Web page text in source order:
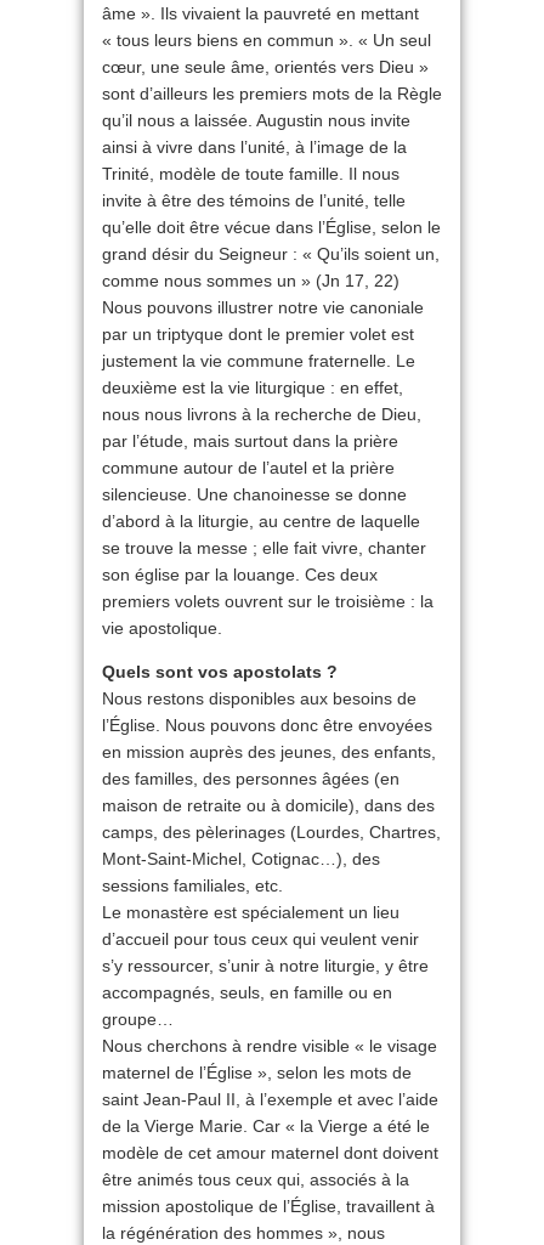
âme ». Ils vivaient la pauvreté en mettant
« tous leurs biens en commun ». « Un seul
cœur, une seule âme, orientés vers Dieu »
sont d’ailleurs les premiers mots de la Règle
qu’il nous a laissée. Augustin nous invite
ainsi à vivre dans l’unité, à l’image de la
Trinité, modèle de toute famille. Il nous
invite à être des témoins de l’unité, telle
qu’elle doit être vécue dans l’Église, selon le
grand désir du Seigneur : « Qu’ils soient un,
comme nous sommes un » (Jn 17, 22)
Nous pouvons illustrer notre vie canoniale
par un triptyque dont le premier volet est
justement la vie commune fraternelle. Le
deuxième est la vie liturgique : en effet,
nous nous livrons à la recherche de Dieu,
par l’étude, mais surtout dans la prière
commune autour de l’autel et la prière
silencieuse. Une chanoinesse se donne
d’abord à la liturgie, au centre de laquelle
se trouve la messe ; elle fait vivre, chanter
son église par la louange. Ces deux
premiers volets ouvrent sur le troisième : la
vie apostolique.
Quels sont vos apostolats ?
Nous restons disponibles aux besoins de
l’Église. Nous pouvons donc être envoyées
en mission auprès des jeunes, des enfants,
des familles, des personnes âgées (en
maison de retraite ou à domicile), dans des
camps, des pèlerinages (Lourdes, Chartres,
Mont-Saint-Michel, Cotignac…), des
sessions familiales, etc.
Le monastère est spécialement un lieu
d’accueil pour tous ceux qui veulent venir
s’y ressourcer, s’unir à notre liturgie, y être
accompagnés, seuls, en famille ou en
groupe…
Nous cherchons à rendre visible « le visage
maternel de l’Église », selon les mots de
saint Jean-Paul II, à l’exemple et avec l’aide
de la Vierge Marie. Car « la Vierge a été le
modèle de cet amour maternel dont doivent
être animés tous ceux qui, associés à la
mission apostolique de l’Église, travaillent à
la régénération des hommes », nous